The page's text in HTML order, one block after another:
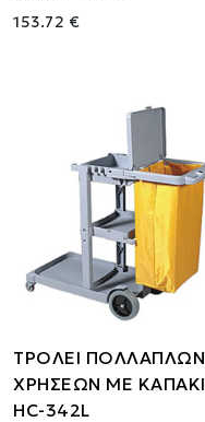
153.72 €
ΤΡΟΛΕΙ ΠΟΛΛΑΠΛΩΝ
ΧΡΗΣΕΩΝ ΜΕ ΚΑΠΑΚΙ
HC-342L